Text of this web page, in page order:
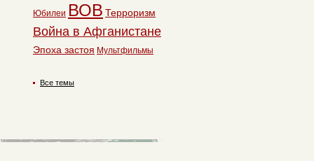
Юбилеи ВОВ Терроризм
Война в Афганистане
Эпоха застоя Мультфильмы
Все темы